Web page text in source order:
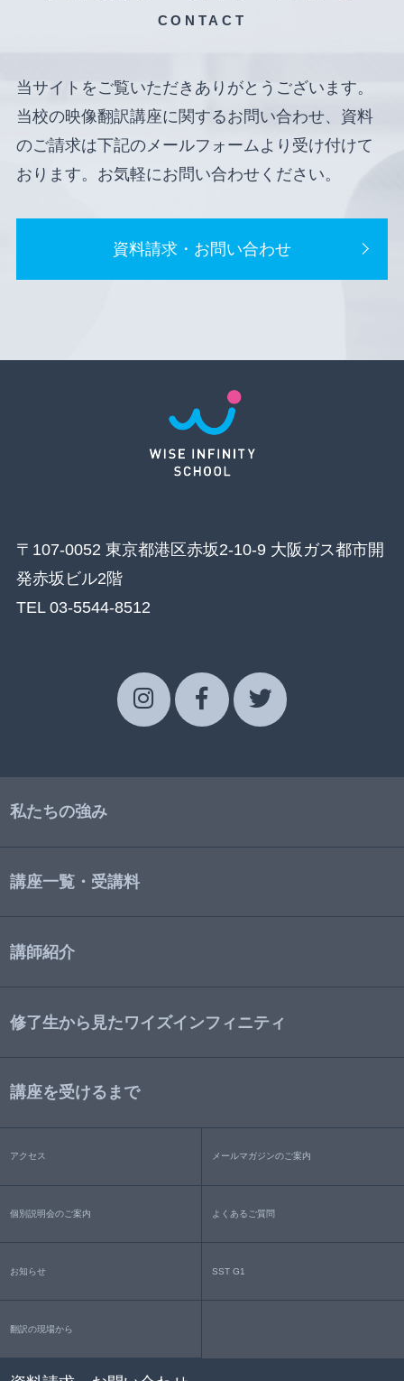
CONTACT
当サイトをご覧いただきありがとうございます。
当校の映像翻訳講座に関するお問い合わせ、資料
のご請求は下記のメールフォームより受け付けて
おります。お気軽にお問い合わせください。
資料請求・お問い合わせ
〒107-0052 東京都港区赤坂2-10-9 大阪ガス都市開
発赤坂ビル2階
TEL 03-5544-8512
私たちの強み
講座一覧・受講料
講師紹介
修了生から見たワイズインフィニティ
講座を受けるまで
アクセス メールマガジンのご案内
個別説明会のご案内 よくあるご質問
お知らせ SST G1
翻訳の現場から